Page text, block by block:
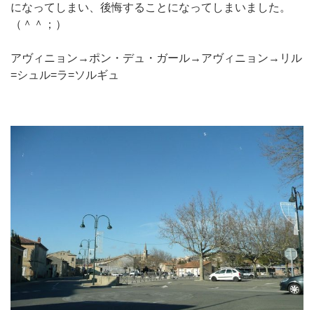
になってしまい、後悔することになってしまいました。
（＾＾；）
アヴィニョン→ポン・デュ・ガール→アヴィニョン→リル
=シュル=ラ=ソルギュ